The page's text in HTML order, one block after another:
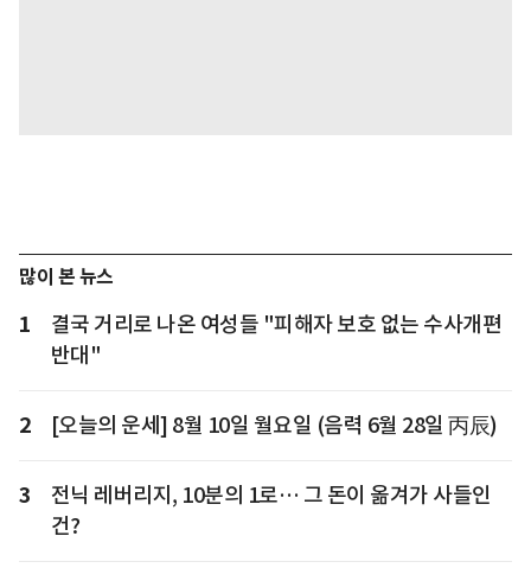
많이 본 뉴스
1
결국 거리로 나온 여성들 "피해자 보호 없는 수사개편
반대"
2 [오늘의 운세] 8월 10일 월요일 (음력 6월 28일 丙辰)
3
전닉 레버리지, 10분의 1로… 그 돈이 옮겨가 사들인
건?